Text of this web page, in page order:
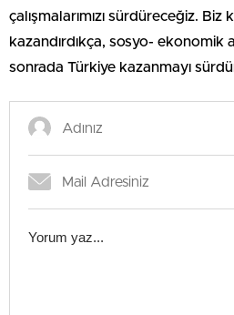
çalışmalarımızı sürdüreceğiz.
kazandırdıkça, sosyo- ekonomik
sonrada Türkiye kazanmayı